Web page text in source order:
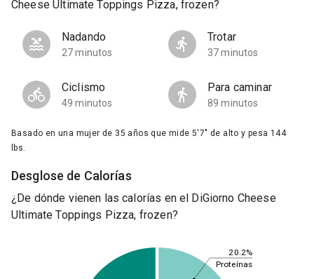
Cheese Ultimate Toppings Pizza, frozen?
Nadando
27 minutos
Trotar
37 minutos
Ciclismo
49 minutos
Para caminar
89 minutos
Basado en una mujer de 35 años que mide 5'7" de alto y pesa 144
lbs.
Desglose de Calorías
¿De dónde vienen las calorías en el DiGiorno Cheese
Ultimate Toppings Pizza, frozen?
20.2%
Proteínas